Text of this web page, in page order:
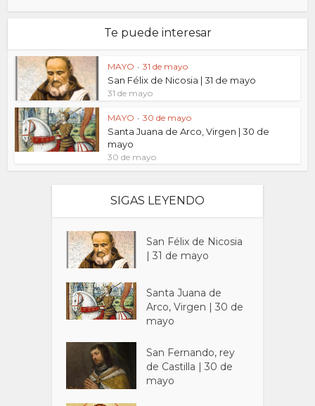
Te puede interesar
MAYO • 31 de mayo
San Félix de Nicosia | 31 de mayo
31 de mayo
MAYO • 30 de mayo
Santa Juana de Arco, Virgen | 30 de
mayo
30 de mayo
SIGAS LEYENDO
San Félix de Nicosia
| 31 de mayo
Santa Juana de
Arco, Virgen | 30 de
mayo
San Fernando, rey
de Castilla | 30 de
mayo